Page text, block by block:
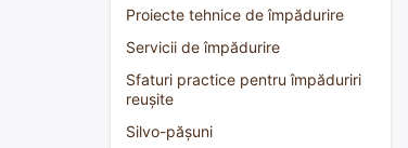
Proiecte tehnice de împădurire
Servicii de împădurire
Sfaturi practice pentru împăduriri
reușite
Silvo-pășuni